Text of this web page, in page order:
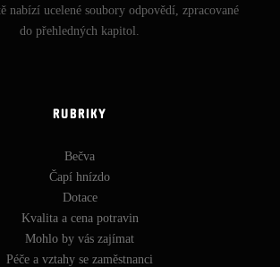
nabízí ucelené soubory odpovědí, zpracované
do přehledných kapitol.
RUBRIKY
Bečva
Čapí hnízdo
Dotace
Kvalita a cena potravin
Mohlo by vás zajímat
Péče a vztahy se zaměstnanci